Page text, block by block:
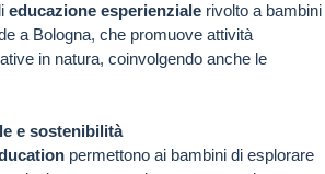
educazione esperienziale rivolto a bambini
a Bologna, che promuove attività
in natura, coinvolgendo anche le
e sostenibilità
permettono ai bambini di esplorare